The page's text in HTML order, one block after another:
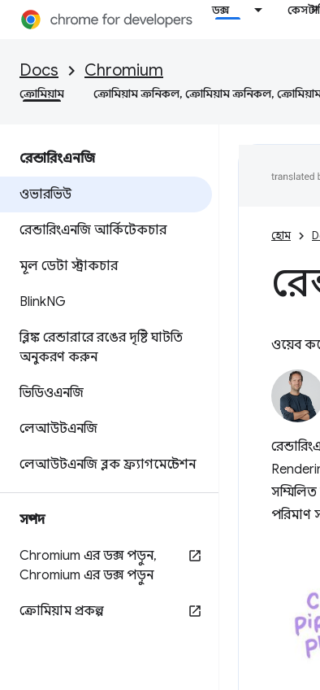
ডক্স কেস
Docs Chromium
ক্রোমিয়াম ক্রোমিয়াম ক্রনিকল, ক্রোমিয়াম ক্রনিকল,
রেন্ডারিংএনজি
ওভারভিউ
রেন্ডারিংএনজি আর্কিটেকচার
মূল ডেটা স্ট্রাকচার
BlinkNG
ব্লিঙ্ক রেন্ডারারে রঙের দৃষ্টি ঘাটতি
অনুকরণ করুন
ভিডিওএনজি
লেআউটএনজি
লেআউটএনজি ব্লক ফ্র্যাগমেন্টেশন
সম্পদ
Chromium এর ডক্স পড়ুন,
Chromium এর ডক্স পড়ুন
ক্রোমিয়াম প্রকল্প
হোম
ওয়েব
পরিমাণ